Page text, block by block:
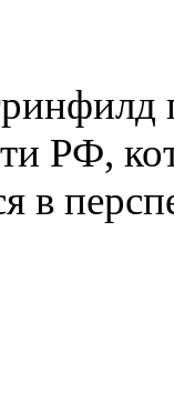
РФ,
в